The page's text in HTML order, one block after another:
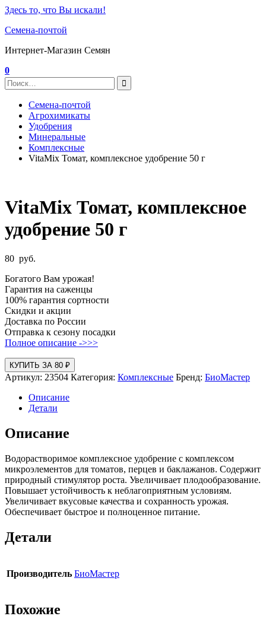
Здесь то, что Вы искали!
Семена-почтой
Интернет-Магазин Семян
0
Семена-почтой
Агрохимикаты
Удобрения
Минеральные
Комплексные
VitaMix Томат, комплексное удобрение 50 г
VitaMix Томат, комплексное
удобрение 50 г
80 руб.
Богатого Вам урожая!
Гарантия на саженцы
100% гарантия сортности
Скидки и акции
Доставка по России
Отправка к сезону посадки
Полное описание ->>>
КУПИТЬ ЗА 80 ₽
Артикул: 23504 Категория: Комплексные Бренд: БиоМастер
Описание
Детали
Описание
Водорастворимое комплексное удобрение с комплексом
микроэлементов для томатов, перцев и баклажанов. Содержит
природный стимулятор роста. Увеличивает плодообразование.
Повышает устойчивость к неблагоприятным условиям.
Увеличивает вкусовые качества и сохранность урожая.
Обеспечивает быстрое и полноценное питание.
Детали
Производитель БиоМастер
Похожие